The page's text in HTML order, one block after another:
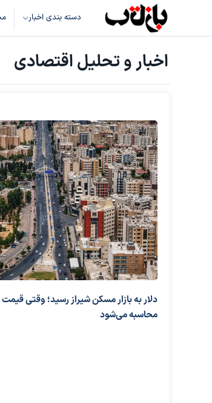
دسته بندی اخبار
اخبار و تحلیل اقتصادی
دلار به بازار مسکن شیراز رسید؛ وقتی قیمت
محاسبه می‌شود